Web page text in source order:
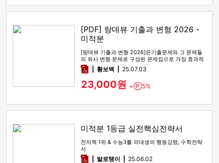
[PDF] 랑데뷰 기출과 변형 2026 -
미적분
[랑데뷰 기출과 변형 2026]은기출문제와 그 문제들
의 유사 변형 문제로 구성된 문제집으로 가장 효과적
인 기출문제 공부 방법…
pdf황보백 25.07.03
23,000원 + Point
5%
미적분 1등급 실전핵심전략서
전자책 1위 & 수능3틀 의대생의 행동강령, 수학전략
서
pdf발로탱이 25.06.02